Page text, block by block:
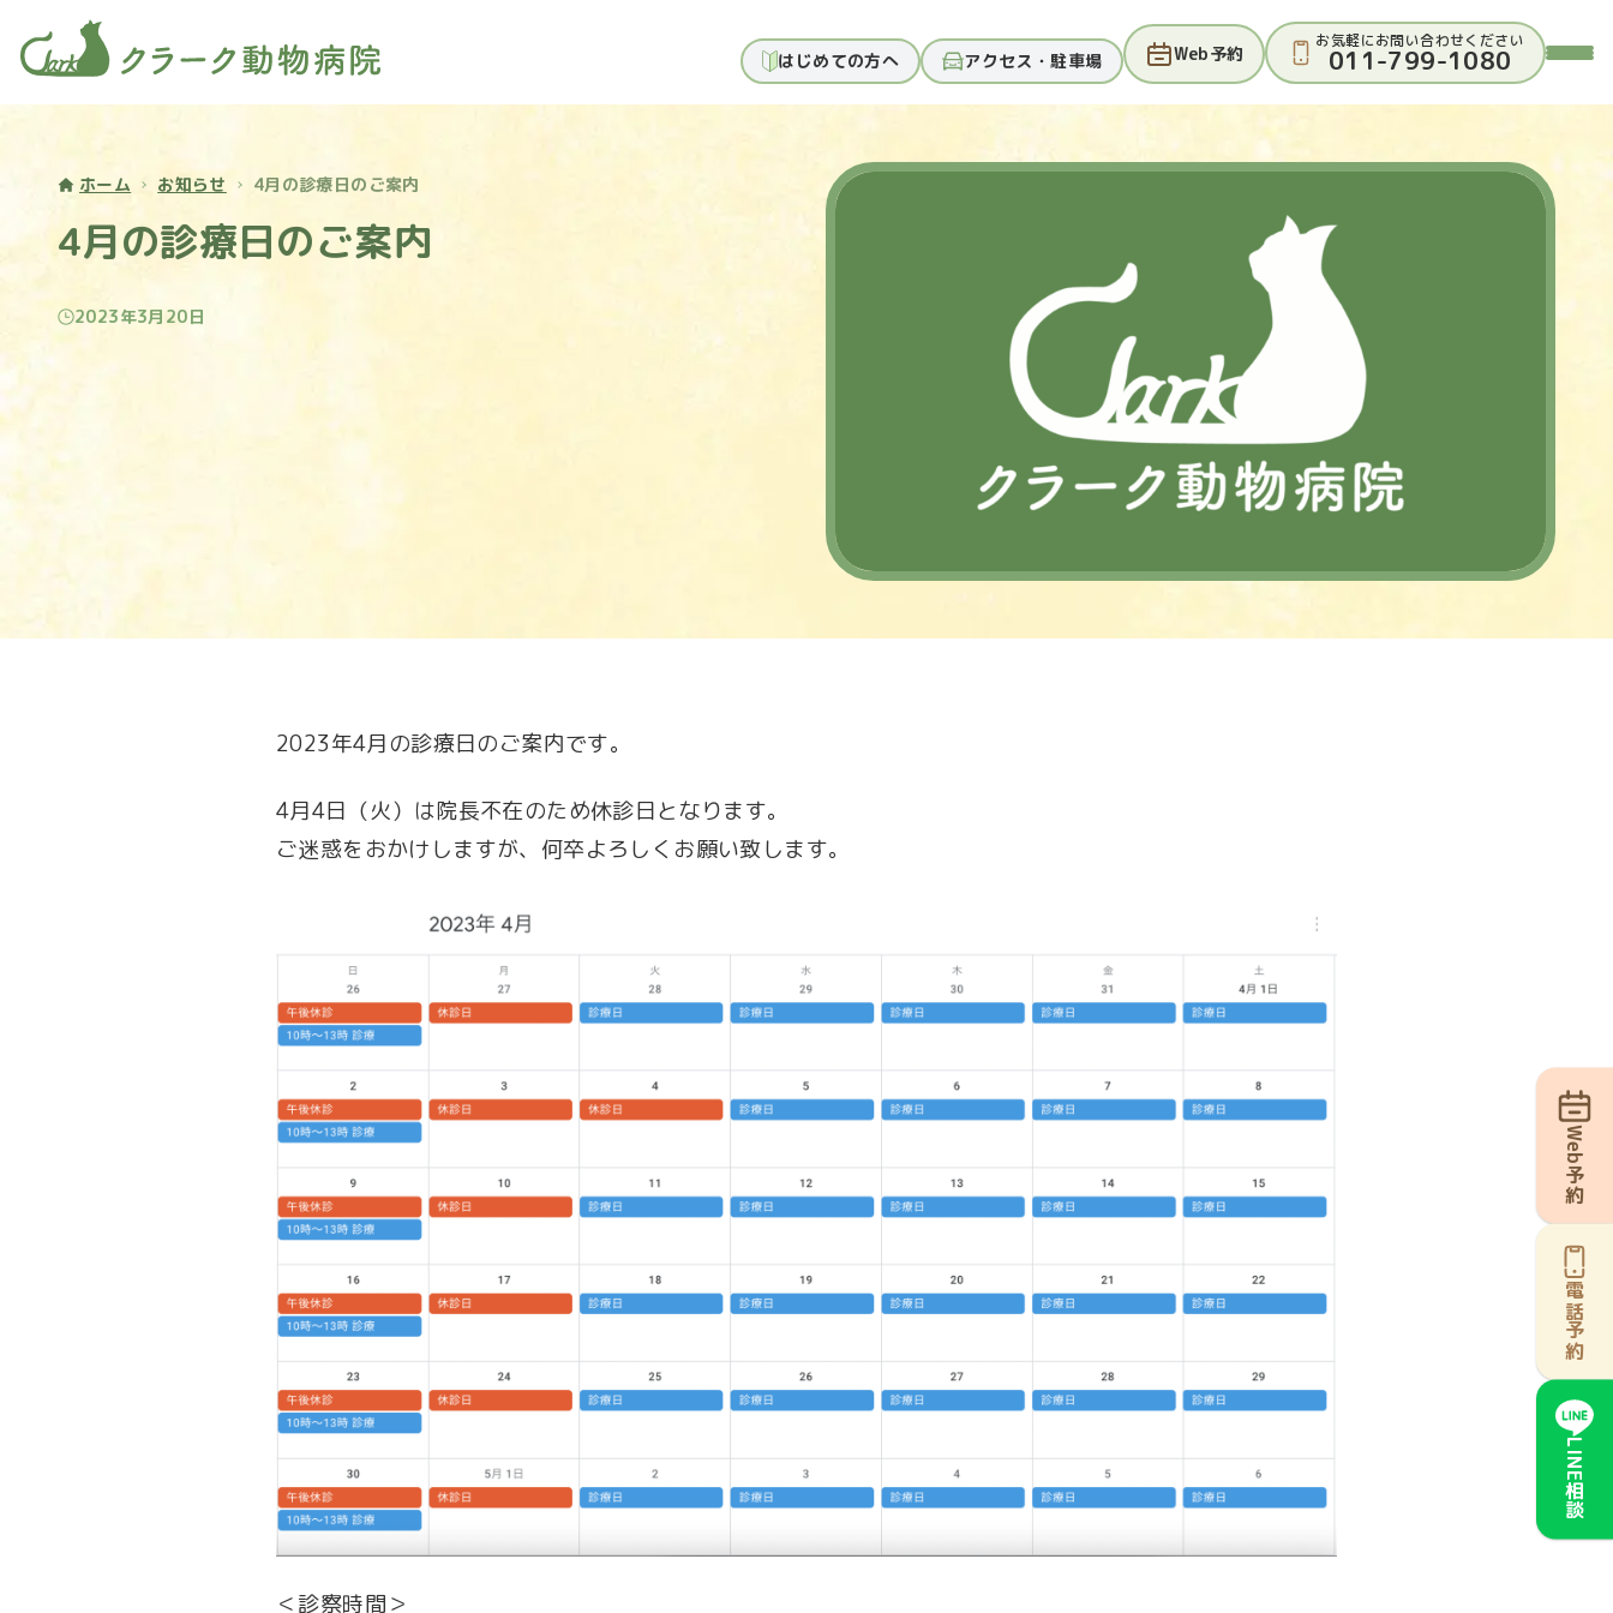
はじめての方へ アクセス・駐車場 Web予約
お気軽にお問い合わせください
011-799-1080
ホーム お知らせ 4月の診療日のご案内
4月の診療日のご案内
2023年3月20日
2023年4月の診療日のご案内です。
4月4日（火）は院長不在のため休診日となります。
ご迷惑をおかけしますが、何卒よろしくお願い致します。
＜診察時間＞
Web予約
電話予約
LINE相談